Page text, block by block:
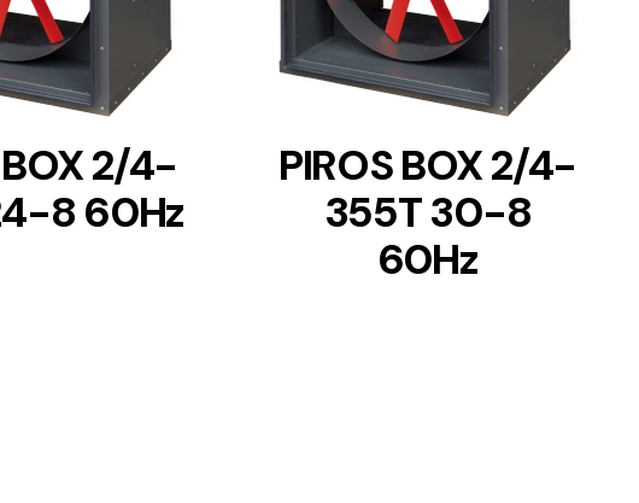
BOX 2/4-
8 60Hz
PIROS BOX 2/4-
355T 30-8
60Hz